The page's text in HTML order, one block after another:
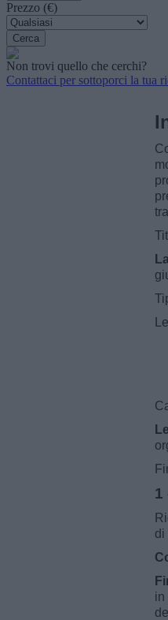
Prezzo (€)
Non trovi quello che cerchi?
Contattaci per sottoporci la tua
1
di
in